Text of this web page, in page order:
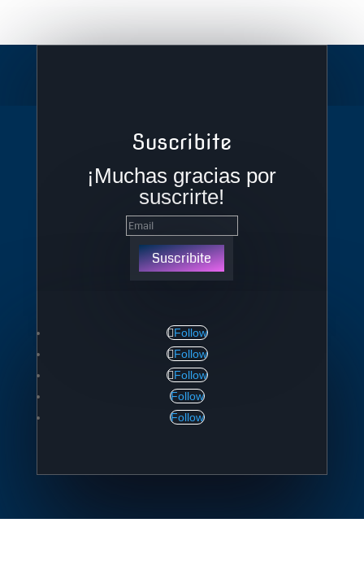
Suscribite
¡Muchas gracias por
suscrirte!
Suscribite
Follow
Follow
Follow
Follow
Follow